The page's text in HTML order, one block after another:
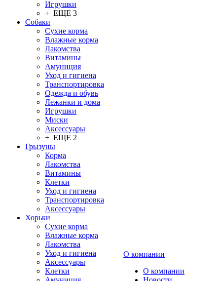
Игрушки
+ ЕЩЕ 3
Собаки
Сухие корма
Влажные корма
Лакомства
Витамины
Амуниция
Уход и гигиена
Транспортировка
Одежда и обувь
Лежанки и дома
Игрушки
Миски
Аксессуары
+ ЕЩЕ 2
Грызуны
Корма
Лакомства
Витамины
Клетки
Уход и гигиена
Транспортировка
Аксессуары
Хорьки
Сухие корма
Влажные корма
Лакомства
Уход и гигиена
Аксессуары
Клетки
О компании
О компании